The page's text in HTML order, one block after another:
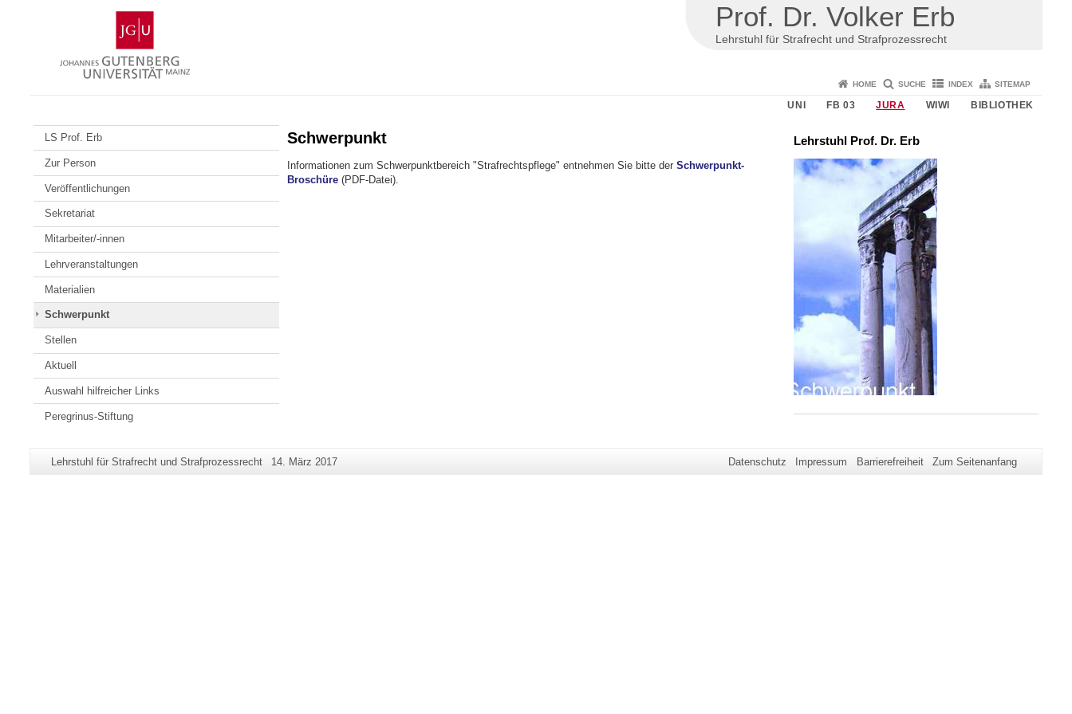
Gutenberg-
Universität
Mainz
Prof. Dr. Volker Erb
Lehrstuhl für Strafrecht und Strafprozessrecht
HOME SUCHE INDEX SITEMAP
UNI FB 03 JURA WIWI BIBLIOTHEK
LS Prof. Erb
Zur Person
Veröffentlichungen
Sekretariat
Mitarbeiter/-innen
Lehrveranstaltungen
Materialien
Schwerpunkt
Stellen
Aktuell
Auswahl hilfreicher Links
Peregrinus-Stiftung
Schwerpunkt
Informationen zum Schwerpunktbereich "Strafrechtspflege" entnehmen Sie bitte der Schwerpunkt-
Broschüre(PDF-Datei).
Lehrstuhl Prof. Dr. Erb
Zusätzliche
Seiten-
Lehrstuhl für Strafrecht und Strafprozessrecht
Letzte
14. März 2017 Datenschutz Impressum Barrierefreiheit Zum Seitenanfang